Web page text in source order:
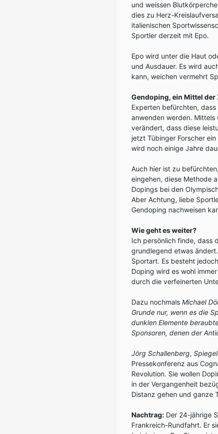
und weissen
dies zu Herz-
italienischen
Sportler derzeit mit Epo.
Epo wird unter die Haut
und Ausdauer. Es wird
kann, weichen vermehrt
Gendoping, ein Mittel der
Experten befürchten,
anwenden werden. Mittels
verändert, dass diese
jetzt Tübinger Forscher
wird noch einige Jahre
Auch hier ist zu
eingehen, diese Methode
Dopings bei den
Aber Achtung, liebe
Gendoping nachweisen
Wie geht es weiter?
Ich persönlich finde, dass
grundlegend etwas
Sportart. Es besteht
Doping wird es wohl
durch die verfeinerten
Dazu nochmals Michael
Grunde nur, wenn es die
dunklen Elemente
Sponsoren, denen der
Jörg Schallenberg, Spiegel
Pressekonferenz aus
Revolution. Sie wollen
in der Vergangenheit
Distanz gehen und ganze
Nachtrag: Der 24-jährige
Frankreich-Rundfahrt. Er